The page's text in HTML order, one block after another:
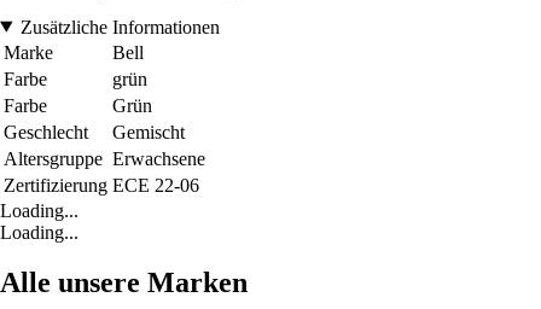
Zusätzliche Informationen
Marke
Bell
Farbe
grün
Farbe
Grün
Geschlecht
Gemischt
Altersgruppe Erwachsene
Zertifizierung ECE 22-06
Loading...
Loading...
Alle unsere Marken